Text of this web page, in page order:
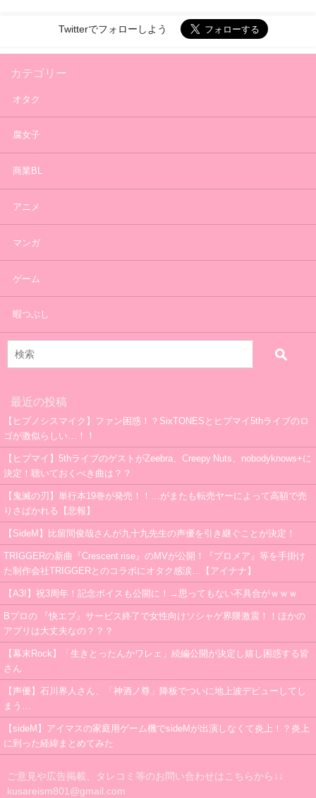
Twitterでフォローしよう
カテゴリー
オタク
腐女子
商業BL
アニメ
マンガ
ゲーム
暇つぶし
最近の投稿
【ヒプノシスマイク】ファン困惑！？SixTONESとヒプマイ5thライブのロ
ゴが激似らしい…！！
【ヒプマイ】5thライブのゲストがZeebra、Creepy Nuts、nobodyknows+に
決定！聴いておくべき曲は？？
【鬼滅の刃】単行本19巻が発売！！…がまたも転売ヤーによって高額で売
りさばかれる【悲報】
【SideM】比留間俊哉さんが九十九先生の声優を引き継ぐことが決定！
TRIGGERの新曲『Crescent rise』のMVが公開！『プロメア』等を手掛け
た制作会社TRIGGERとのコラボにオタク感涙…【アイナナ】
【A3!】祝3周年！記念ボイスも公開に！→思ってもない不具合がｗｗｗ
Bプロの 『快エブ』サービス終了で女性向けソシャゲ界隈激震！！ほかの
アプリは大丈夫なの？？？
【幕末Rock】「生きとったんかワレェ」続編公開が決定し嬉し困惑する皆
さん
【声優】石川界人さん、「神酒ノ尊」降板でついに地上波デビューしてし
まう…
【sideM】アイマスの家庭用ゲーム機でsideMが出演しなくて炎上！？炎上
に到った経緯まとめてみた
ご意見や広告掲載、タレコミ等のお問い合わせはこちらから↓↓
kusareism801@gmail.com